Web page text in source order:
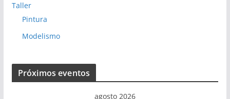
Taller
Pintura
Modelismo
Próximos eventos
agosto 2026